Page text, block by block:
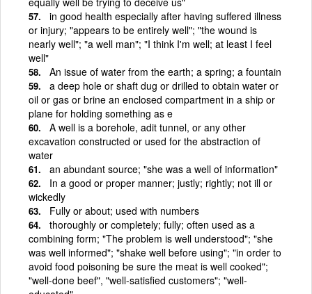
in good health especially after having suffered illness
or injury; "appears to be entirely well"; "the wound is
nearly well"; "a well man"; "I think I'm well; at least I feel
well"
An issue of water from the earth; a spring; a fountain
a deep hole or shaft dug or drilled to obtain water or
oil or gas or brine an enclosed compartment in a ship or
plane for holding something as e
A well is a borehole, adit tunnel, or any other
excavation constructed or used for the abstraction of
water
an abundant source; "she was a well of information"
In a good or proper manner; justly; rightly; not ill or
wickedly
Fully or about; used with numbers
thoroughly or completely; fully; often used as a
combining form; "The problem is well understood"; "she
was well informed"; "shake well before using"; "in order to
avoid food poisoning be sure the meat is well cooked";
"well-done beef", "well-satisfied customers"; "well-